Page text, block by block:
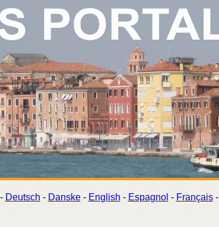
Deutsch - Danske- English - Espagnol - Français-